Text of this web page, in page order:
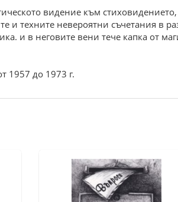
видение към
техните невероятни съчетания в
и в неговите вени тече капка от
1957 до 1973 г.